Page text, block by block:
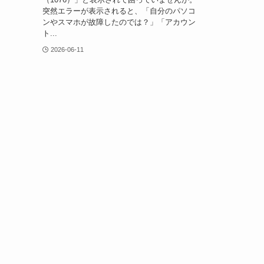
突然エラーが表示されると、「自分のパソコ
ンやスマホが故障したのでは？」「アカウン
ト...
2026-06-11